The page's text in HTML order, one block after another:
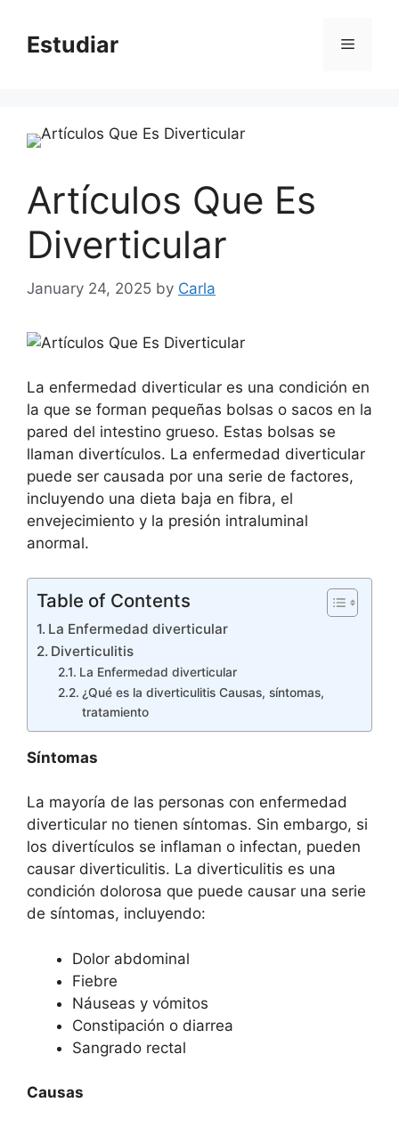
contentEstudiar Menu
Artículos Que Es
Diverticular
January 24, 2025 by Carla
La enfermedad diverticular es una condición en
la que se forman pequeñas bolsas o sacos en la
pared del intestino grueso. Estas bolsas se
llaman divertículos. La enfermedad diverticular
puede ser causada por una serie de factores,
incluyendo una dieta baja en fibra, el
envejecimiento y la presión intraluminal
anormal.
Table of Contents
La Enfermedad diverticular
Diverticulitis
La Enfermedad diverticular
¿Qué es la diverticulitis Causas, síntomas,
tratamiento
Síntomas
La mayoría de las personas con enfermedad
diverticular no tienen síntomas. Sin embargo, si
los divertículos se inflaman o infectan, pueden
causar diverticulitis. La diverticulitis es una
condición dolorosa que puede causar una serie
de síntomas, incluyendo:
Dolor abdominal
Fiebre
Náuseas y vómitos
Constipación o diarrea
Sangrado rectal
Causas